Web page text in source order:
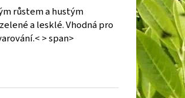
růstem a hustým
a lesklé. Vhodná pro
> span>